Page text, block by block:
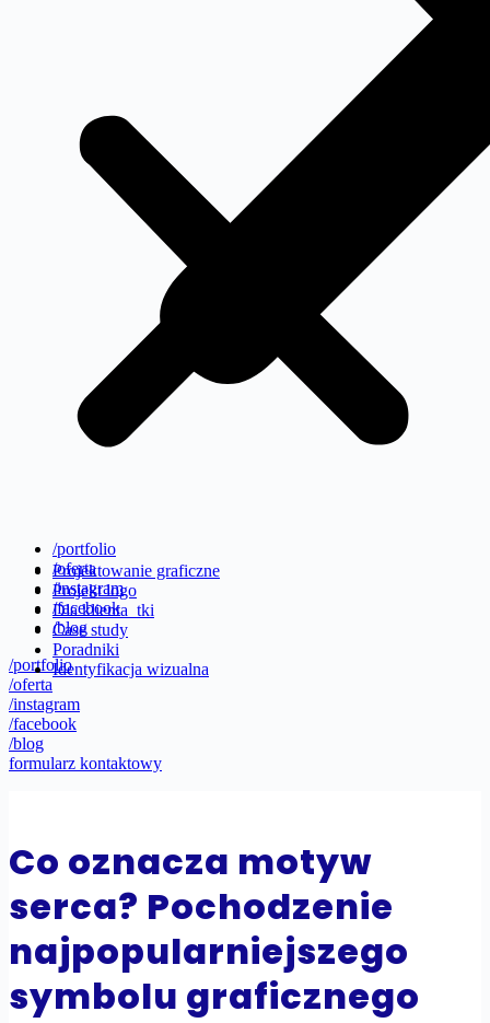
Projektowanie graficzne
Projekt logo
Dla klienta_tki
Case study
Poradniki
Identyfikacja wizualna
/portfolio
/oferta
/instagram
/facebook
/blog
/portfolio
/oferta
/instagram
/facebook
/blog
formularz kontaktowy
Co oznacza motyw
serca? Pochodzenie
najpopularniejszego
symbolu graficznego